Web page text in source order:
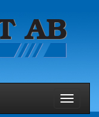
Toggle